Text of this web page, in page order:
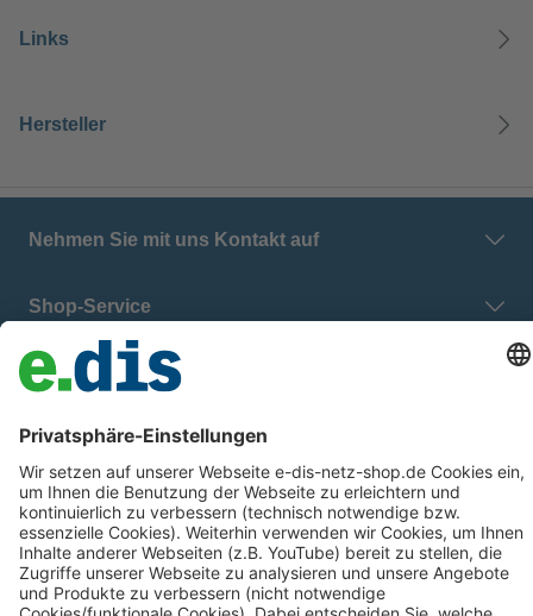
Links
Hersteller
Nehmen Sie mit uns Kontakt auf
Shop-Service
E.DIS Netz GmbH
Zahlung & Versand
Datenschutz
Barrierefreiheit